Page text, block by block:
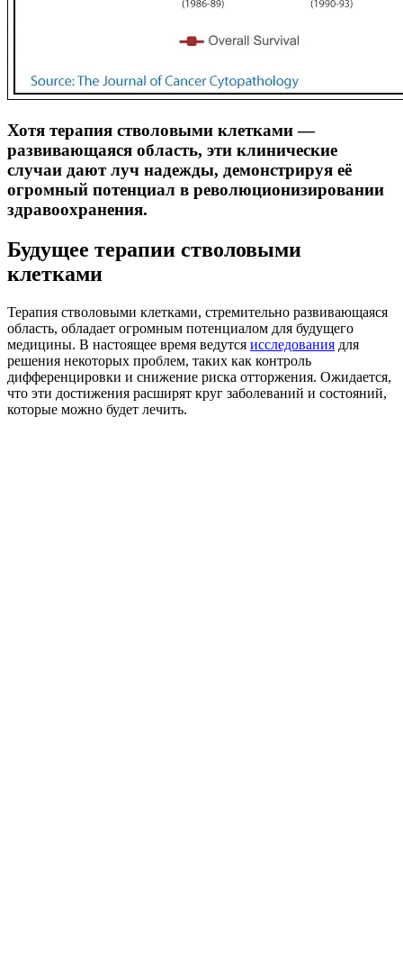
Хотя терапия стволовыми клетками —
развивающаяся область, эти клинические
случаи дают луч надежды, демонстрируя её
огромный потенциал в революционизировании
здравоохранения.
Будущее терапии стволовыми
клетками
Терапия стволовыми клетками, стремительно развивающаяся
область, обладает огромным потенциалом для будущего
медицины. В настоящее время ведутся исследования для
решения некоторых проблем, таких как контроль
дифференцировки и снижение риска отторжения. Ожидается,
что эти достижения расширят круг заболеваний и состояний,
которые можно будет лечить.